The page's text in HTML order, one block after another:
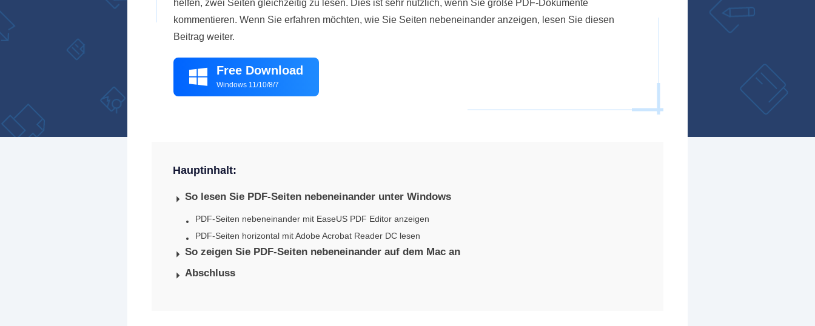
helfen, zwei Seiten gleichzeitig zu lesen. Dies ist sehr nützlich, wenn Sie große PDF-Dokumente
kommentieren. Wenn Sie erfahren möchten, wie Sie Seiten nebeneinander anzeigen, lesen Sie diesen
Beitrag weiter.
 Free Download
Windows 11/10/8/7
Hauptinhalt:
So lesen Sie PDF-Seiten nebeneinander unter Windows
PDF-Seiten nebeneinander mit EaseUS PDF Editor anzeigen
PDF-Seiten horizontal mit Adobe Acrobat Reader DC lesen
So zeigen Sie PDF-Seiten nebeneinander auf dem Mac an
Abschluss